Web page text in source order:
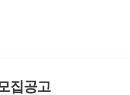
집공고